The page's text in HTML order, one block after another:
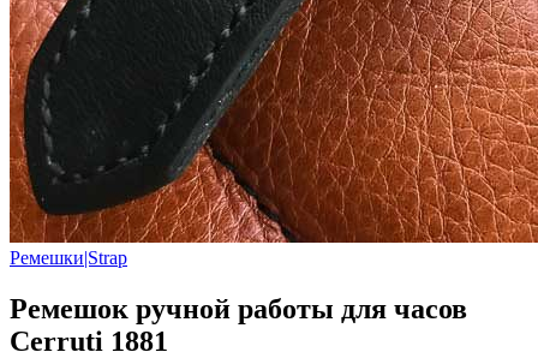
Ремешки|Strap
Ремешок ручной работы для часов
Cerruti 1881